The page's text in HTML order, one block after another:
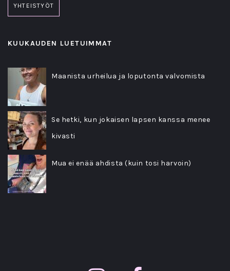
YHTEISTYÖT
KUUKAUDEN LUETUIMMAT
Maanista urheilua ja loputonta valvomista
Se hetki, kun jokaisen lapsen kanssa menee
kivasti
Mua ei enää ahdista (kuin tosi harvoin)